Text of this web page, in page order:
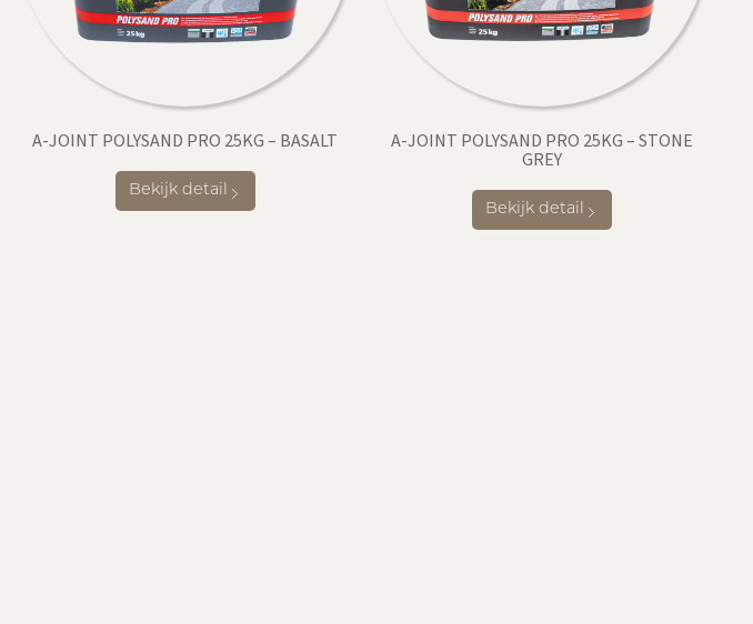
A-JOINT POLYSAND PRO 25KG – BASALT
Bekijk detail
A-JOINT POLYSAND PRO 25KG – STONE
GREY
Bekijk detail